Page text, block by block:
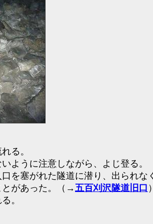
る。
ように注意しながら、よじ登る。
を塞がれた隧道に潜り、出られな
とがあった。（→ 五百刈沢隧道旧口
。